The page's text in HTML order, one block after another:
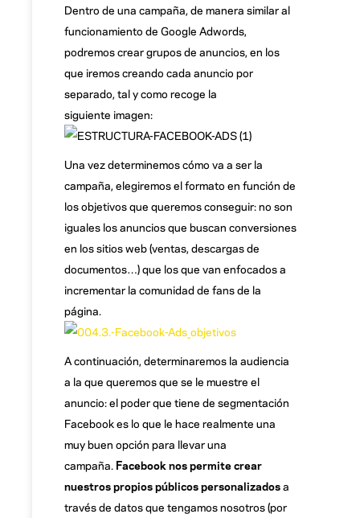
Dentro de una campaña, de manera similar al
funcionamiento de Google Adwords,
podremos crear grupos de anuncios, en los
que iremos creando cada anuncio por
separado, tal y como recoge la
siguiente imagen:
Una vez determinemos cómo va a ser la
campaña, elegiremos el formato en función de
los objetivos que queremos conseguir: no son
iguales los anuncios que buscan conversiones
en los sitios web (ventas, descargas de
documentos…) que los que van enfocados a
incrementar la comunidad de fans de la
página.
A continuación, determinaremos la audiencia
a la que queremos que se le muestre el
anuncio: el poder que tiene de segmentación
Facebook es lo que le hace realmente una
muy buen opción para llevar una
campaña. Facebook nos permite crear
nuestros propios públicos personalizadosa
través de datos que tengamos nosotros (por